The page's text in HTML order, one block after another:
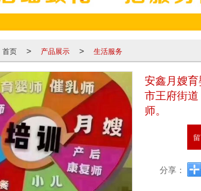
首页 > 产品展示 > 生活服务
安鑫月嫂育
市王府街
师。
分享：